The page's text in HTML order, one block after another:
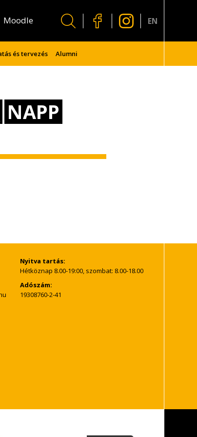
Moodle
és tervezés Alumni
EN
NAPP
Nyitva tartás:
Hétköznap 8.00-19:00, szombat: 8.00-18.00
Adószám:
19308760-2-41